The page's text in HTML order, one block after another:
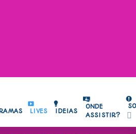
LIVES IDEIAS
ONDE
ASSISTIR?